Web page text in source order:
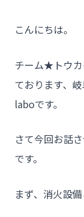
こんにちは。
チーム★トウカ
ております、
laboです。
さて今回お話
です。
まず、消火設